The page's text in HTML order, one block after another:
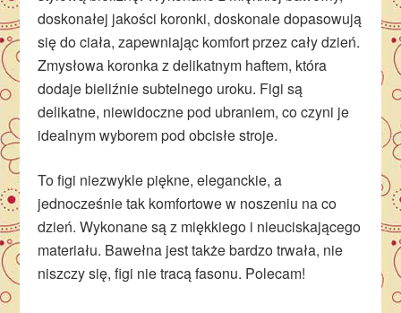
doskonałej jakości koronki, doskonale dopasowują
się do ciała, zapewniając komfort przez cały dzień.
Zmysłowa koronka z delikatnym haftem, która
dodaje bieliźnie subtelnego uroku. Figi są
delikatne, niewidoczne pod ubraniem, co czyni je
idealnym wyborem pod obcisłe stroje.
To figi niezwykle piękne, eleganckie, a
jednocześnie tak komfortowe w noszeniu na co
dzień. Wykonane są z miękkiego i nieuciskającego
materiału. Bawełna jest także bardzo trwała, nie
niszczy się, figi nie tracą fasonu. Polecam!